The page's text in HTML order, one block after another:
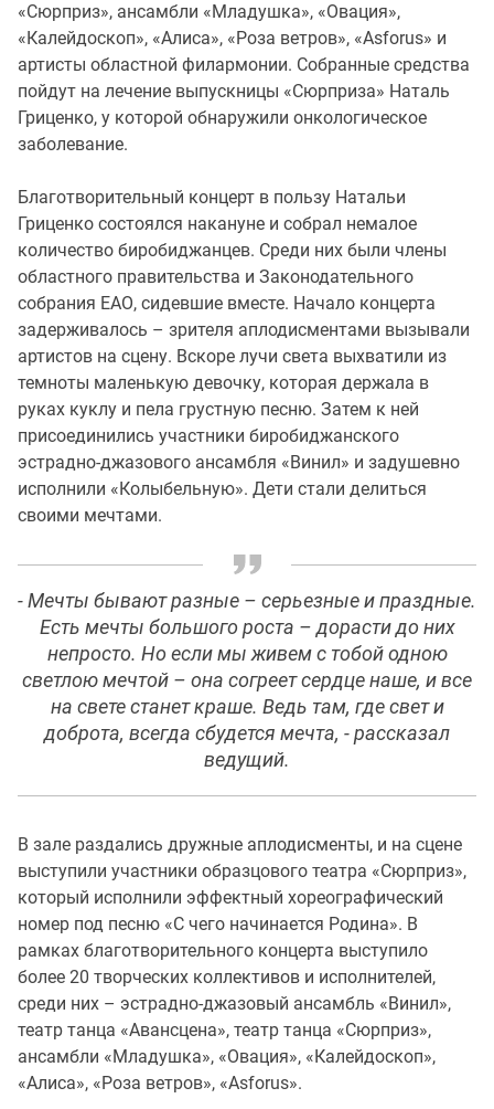
«Сюрприз», ансамбли «Младушка», «Овация»,
«Калейдоскоп», «Алиса», «Роза ветров», «Asforus» и
артисты областной филармонии. Собранные средства
пойдут на лечение выпускницы «Сюрприза» Наталь
Гриценко, у которой обнаружили онкологическое
заболевание.
Благотворительный концерт в пользу Натальи
Гриценко состоялся накануне и собрал немалое
количество биробиджанцев. Среди них были члены
областного правительства и Законодательного
собрания ЕАО, сидевшие вместе. Начало концерта
задерживалось – зрителя аплодисментами вызывали
артистов на сцену. Вскоре лучи света выхватили из
темноты маленькую девочку, которая держала в
руках куклу и пела грустную песню. Затем к ней
присоединились участники биробиджанского
эстрадно-джазового ансамбля «Винил» и задушевно
исполнили «Колыбельную». Дети стали делиться
своими мечтами.
- Мечты бывают разные – серьезные и праздные.
Есть мечты большого роста – дорасти до них
непросто. Но если мы живем с тобой одною
светлою мечтой – она согреет сердце наше, и все
на свете станет краше. Ведь там, где свет и
доброта, всегда сбудется мечта, - рассказал
ведущий.
В зале раздались дружные аплодисменты, и на сцене
выступили участники образцового театра «Сюрприз»,
который исполнили эффектный хореографический
номер под песню «С чего начинается Родина». В
рамках благотворительного концерта выступило
более 20 творческих коллективов и исполнителей,
среди них – эстрадно-джазовый ансамбль «Винил»,
театр танца «Авансцена», театр танца «Сюрприз»,
ансамбли «Младушка», «Овация», «Калейдоскоп»,
«Алиса», «Роза ветров», «Asforus».